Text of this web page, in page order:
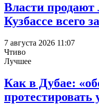
Власти продают
Кузбассе всего
7 августа 2026 11:07
Чтиво
Лучшее
Как в Дубае:
протестировать